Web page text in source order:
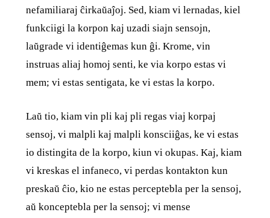
nefamiliaraj ĉirkaŭaĵoj. Sed, kiam vi lernadas, kiel
funkciigi la korpon kaj uzadi siajn sensojn,
laŭgrade vi identiĝemas kun ĝi. Krome, vin
instruas aliaj homoj senti, ke via korpo estas vi
mem; vi estas sentigata, ke vi estas la korpo.
Laŭ tio, kiam vin pli kaj pli regas viaj korpaj
sensoj, vi malpli kaj malpli konsciiĝas, ke vi estas
io distingita de la korpo, kiun vi okupas. Kaj, kiam
vi kreskas el infaneco, vi perdas kontakton kun
preskaŭ ĉio, kio ne estas perceptebla per la sensoj,
aŭ konceptebla per la sensoj; vi mense